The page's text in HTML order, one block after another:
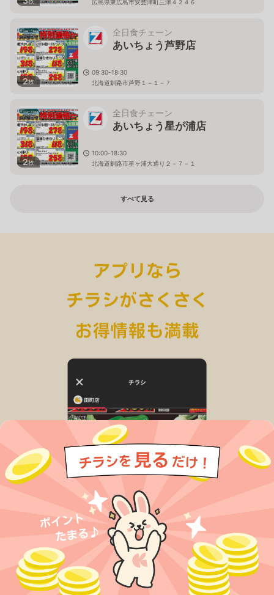
広島県東広島市安芸津町三津４２４６
2枚
全日食チェーン
あいちょう芦野店
09:30-18:30
北海道釧路市芦野１－１－７
2枚
全日食チェーン
あいちょう星が浦店
10:00-18:30
北海道釧路市星ヶ浦大通り２－７－１
すべて見る